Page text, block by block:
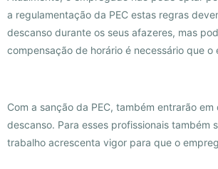
a regulamentação da PEC estas regras
descanso durante os seus afazeres, mas
compensação de horário é necessário que
Com a sanção da PEC, também entrarão
descanso. Para esses profissionais também
trabalho acrescenta vigor para que o